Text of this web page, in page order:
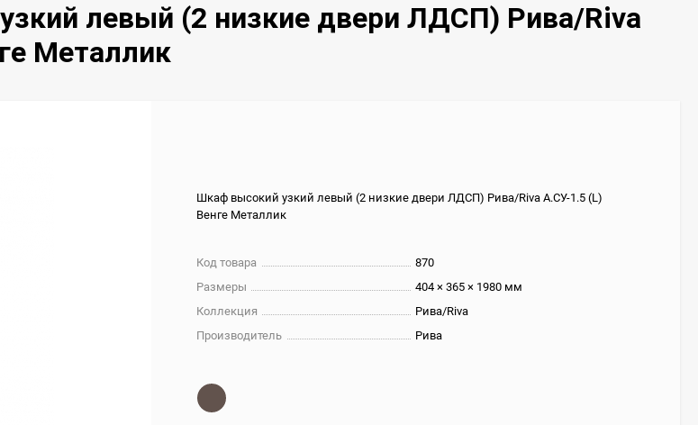
левый (2 низкие двери ЛДСП) Рива/Riva
Металлик
Шкаф высокий узкий левый (2 низкие двери ЛДСП) Рива/Riva А.СУ-1.5 (L)
Венге Металлик
Код товара
870
Размеры
404 × 365 × 1980 мм
Коллекция
Рива/Riva
Производитель
Рива